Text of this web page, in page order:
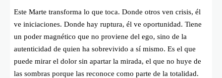
Este Marte transforma lo que toca. Donde otros ven crisis, él
ve iniciaciones. Donde hay ruptura, él ve oportunidad. Tiene
un poder magnético que no proviene del ego, sino de la
autenticidad de quien ha sobrevivido a sí mismo. Es el que
puede mirar el dolor sin apartar la mirada, el que no huye de
las sombras porque las reconoce como parte de la totalidad.